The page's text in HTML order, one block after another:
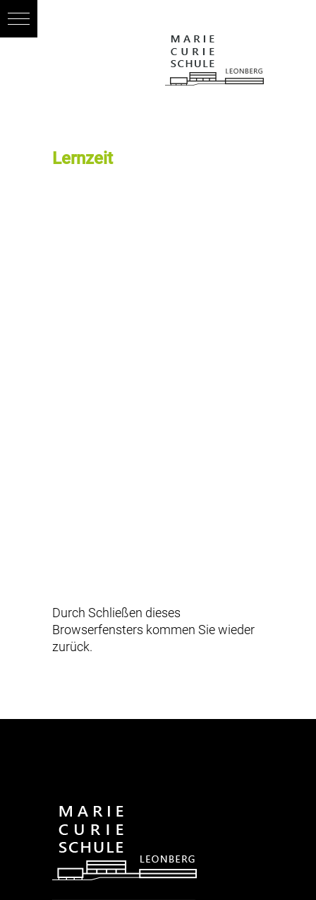
Lernzeit
Durch Schließen dieses
Browserfensters kommen Sie wieder
zurück.